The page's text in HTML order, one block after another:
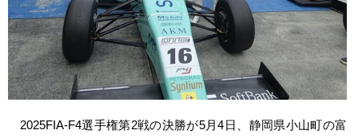
2025FIA-F4選手権第2戦の決勝が5月4日、静岡県小山町の富